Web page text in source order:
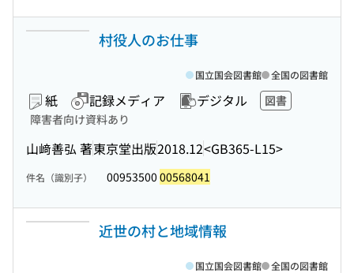
村役人のお仕事
紙 記録メディア デジタル
図書
障害者向け資料あり
山﨑善弘 著東京堂出版2018.12<GB365-L15>
国立国会図書館 全国の図書館
件名（識別子） 00953500 00568041
近世の村と地域情報
国立国会図書館 全国の図書館